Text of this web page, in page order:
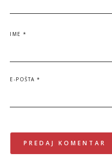
IME *
E-POŠTA *